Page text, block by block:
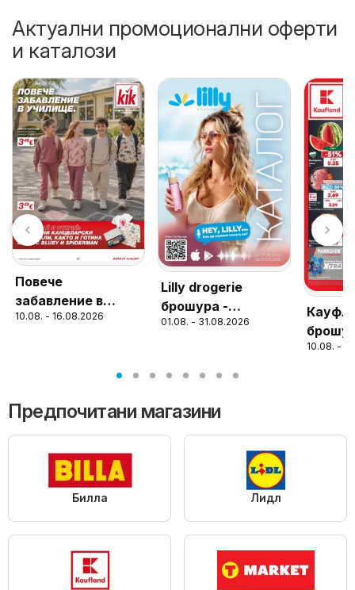
Актуални промоционални оферти
и каталози
Повече
забавление в
училище с KiK
10.08. - 16.08.2026
Lilly drogerie
брошура -
Предложения от
01.08. - 31.08.2026
10.08. -
Предпочитани магазини
Билла Лидл